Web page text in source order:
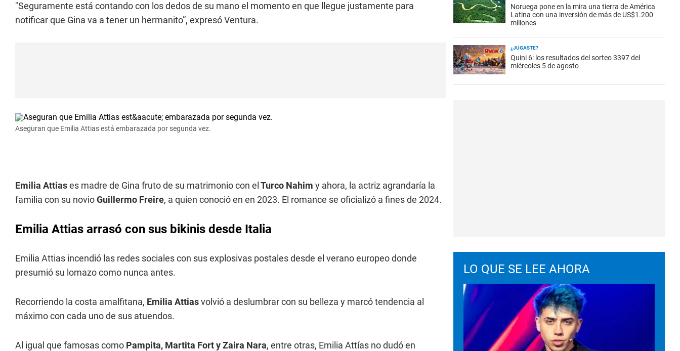
"Seguramente está contando con los dedos de su mano el momento en que llegue justamente para
notificar que Gina va a tener un hermanito”, expresó Ventura.
Aseguran que Emilia Attias está embarazada por segunda vez.
Emilia Attiases madre de Gina fruto de su matrimonio con el Turco Nahim y ahora, la actriz agrandaría la
familia con su novioGuillermo Freire, a quien conoció en en 2023. El romance se oficializó a fines de 2024.
Emilia Attias arrasó con sus bikinis desde Italia
Emilia Attias incendió las redes sociales con sus explosivas postales desde el verano europeo donde
presumió su lomazo como nunca antes.
Recorriendo la costa amalfitana, Emilia Attiasvolvió a deslumbrar con su belleza y marcó tendencia al
máximo con cada uno de sus atuendos.
Al igual que famosas como Pampita, Martita Fort y Zaira Nara, entre otras, Emilia Attías no dudó en
Noruega pone en la mira una tierra de América
Latina con una inversión de más de US$1.200
millones
¿JUGASTE?
Quini 6: los resultados del sorteo 3397 del
miércoles 5 de agosto
LO QUE SE LEE AHORA